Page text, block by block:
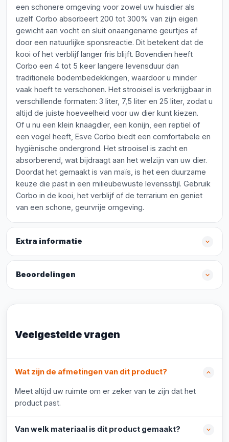
een schonere omgeving voor zowel uw huisdier als
uzelf. Corbo absorbeert 200 tot 300% van zijn eigen
gewicht aan vocht en sluit onaangename geurtjes af
door een natuurlijke sponsreactie. Dit betekent dat de
kooi of het verblijf langer fris blijft. Bovendien heeft
Corbo een 4 tot 5 keer langere levensduur dan
traditionele bodembedekkingen, waardoor u minder
vaak hoeft te verschonen. Het strooisel is verkrijgbaar in
verschillende formaten: 3 liter, 7,5 liter en 25 liter, zodat u
altijd de juiste hoeveelheid voor uw dier kunt kiezen.
Of u nu een klein knaagdier, een konijn, een reptiel of
een vogel heeft, Esve Corbo biedt een comfortabele en
hygiënische ondergrond. Het strooisel is zacht en
absorberend, wat bijdraagt aan het welzijn van uw dier.
Doordat het gemaakt is van maïs, is het een duurzame
keuze die past in een milieubewuste levensstijl. Gebruik
Corbo in de kooi, het verblijf of de terrarium en geniet
van een schone, geurvrije omgeving.
Extra informatie
Beoordelingen
Veelgestelde vragen
Wat zijn de afmetingen van dit product?
Meet altijd uw ruimte om er zeker van te zijn dat het
product past.
Van welk materiaal is dit product gemaakt?